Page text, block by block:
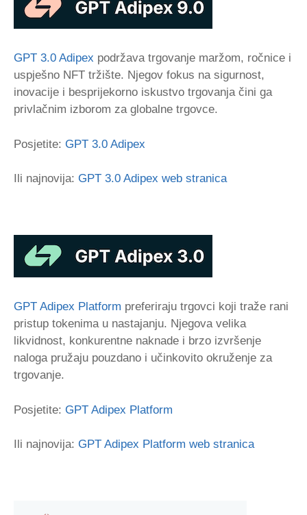
GPT 3.0 Adipex podržava trgovanje maržom, ročnice i
uspješno NFT tržište. Njegov fokus na sigurnost,
inovacije i besprijekorno iskustvo trgovanja čini ga
privlačnim izborom za globalne trgovce.
Posjetite: GPT 3.0 Adipex
Ili najnovija: GPT 3.0 Adipex web stranica
GPT Adipex Platform preferiraju trgovci koji traže rani
pristup tokenima u nastajanju. Njegova velika
likvidnost, konkurentne naknade i brzo izvršenje
naloga pružaju pouzdano i učinkovito okruženje za
trgovanje.
Posjetite: GPT Adipex Platform
Ili najnovija: GPT Adipex Platform web stranica